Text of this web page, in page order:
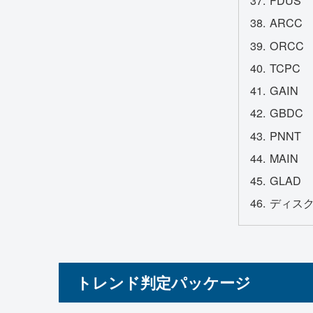
ARCC
ORCC
TCPC
GAIN
GBDC
PNNT
MAIN
GLAD
ディス
トレンド判定パッケージ